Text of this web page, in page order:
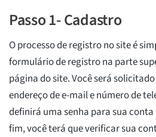
Passo 1- Cadastro
O processo de registro no site é
formulário de registro na parte
página do site. Você será
endereço de e-mail e número de
definirá uma senha para sua
fim, você terá que verificar sua